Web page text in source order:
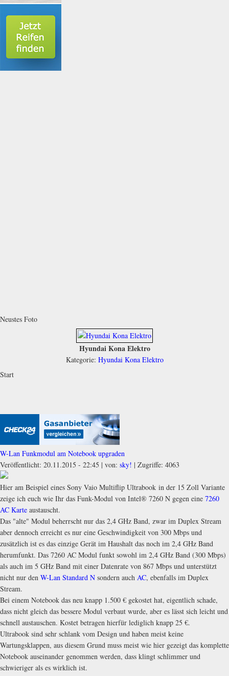
Neustes Foto
Hyundai Kona Elektro
Kategorie: Hyundai Kona Elektro
Start
W-Lan Funkmodul am Notebook upgraden
Veröffentlicht: 20.11.2015 - 22:45 | von: sky! | Zugriffe: 4063
Hier am Beispiel eines Sony Vaio Multiflip Ultrabook in der 15 Zoll Variante
zeige ich euch wie Ihr das Funk-Modul von Intel® 7260 N gegen eine 7260
AC Karte austauscht.
Das "alte" Modul beherrscht nur das 2,4 GHz Band, zwar im Duplex Stream
aber dennoch erreicht es nur eine Geschwindigkeit von 300 Mbps und
zusätzlich ist es das einzige Gerät im Haushalt das noch im 2,4 GHz Band
herumfunkt. Das 7260 AC Modul funkt sowohl im 2,4 GHz Band (300 Mbps)
als auch im 5 GHz Band mit einer Datenrate von 867 Mbps und unterstützt
nicht nur den W-Lan Standard N sondern auch AC, ebenfalls im Duplex
Stream.
Bei einem Notebook das neu knapp 1.500 € gekostet hat, eigentlich schade,
dass nicht gleich das bessere Modul verbaut wurde, aber es lässt sich leicht und
schnell austauschen. Kostet betragen hierfür lediglich knapp 25 €.
Ultrabook sind sehr schlank vom Design und haben meist keine
Wartungsklappen, aus diesem Grund muss meist wie hier gezeigt das komplette
Notebook auseinander genommen werden, dass klingt schlimmer und
schwieriger als es wirklich ist.